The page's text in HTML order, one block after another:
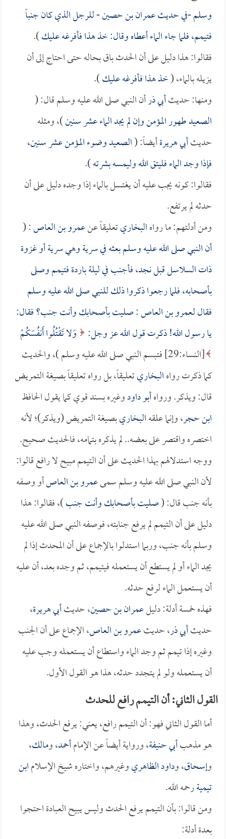
وسلم -في حديثعمران بن حصين- للرجل الذي كان جنباً
فتيمم، فلما جاء الماء أعطاه وقال: خذ هذا فأفرغه عليك).
فقالوا: هذا دليل على أن الحدث باق بحاله حتى احتاج إلى أن
يزيله بالماء، (خذ هذا فأفرغه عليك).
ومنها: حديثأبي ذرأن النبي صلى الله عليه وسلم قال: (
الصعيد طهور المؤمن وإن لم يجد الماء عشر سنين)، ومثله
حديثأبي هريرةأيضاً: (الصعيد وضوء المؤمن عشر سنين،
فإذا وجد الماء فليتق الله وليمسه بشرته).
فقالوا: كونه يجب عليه أن يغتسل بالماء إذا وجده دليل على أن
حدثه لم يرتفع.
ومن أدلتهم: ما رواهالبخاريتعليقاً عنعمرو بن العاص: (
أن النبي صلى الله عليه وسلم بعثه في سرية وهي سرية أو غزوة
ذات السلاسل قبل نجد، فأجنب في ليلة باردة فتيمم وصلى
بأصحابه، فلما رجعوا ذكروا ذلك للنبي صلى الله عليه وسلم
فقال لـعمرو بن العاص: صليت بأصحابك وأنت جنب؟ فقال:
يا رسول الله! ذكرت قول الله عز وجل:
وَلا تَقْتُلُوا أَنفُسَكُمْ
[النساء:29] فتبسم النبي صلى الله عليه وسلم )، والحديث
كما ذكرت رواهالبخاريتعليقاً، بل رواه تعليقاً بصيغة التمريض
قال: ويذكر. ورواهأبو داودوغيره بسند قوي كما يقول الحافظ
ابن حجر، وإنما علقهالبخاريبصيغة التمريض (ويذكر)؛ لأنه
اختصره واقتصر على بعضه.. لم يذكره بتمامه، فالحديث صحيح.
ووجه استدلالهم بهذا الحديث على أن التيمم مبيح لا رافع قالوا:
لأن النبي صلى الله عليه وسلم سمىعمرو بن العاصأو وصفه
بأنه جنب قال: (صليت بأصحابك وأنت جنب)، فقالوا: هذا
دليل على أن التيمم لم يرفع جنابته، فوصفه النبي صلى الله عليه
وسلم بأنه جنب، وربما استدلوا بالإجماع على أن المحدث إذا لم
يجد الماء أو لم يستطع أن يستعمله فيتيمم، ثم وجده بعد، أن عليه
أن يستعمل الماء لرفع حدثه.
فهذه خمسة أدلة: دليلعمران بن حصين، حديثأبي هريرة،
حديثأبي ذر، حديثعمرو بن العاص، الإجماع على أن الجنب
وغيره إذا تيمم ثم وجد الماء واستطاع أن يستعمله وجب عليه
أن يستعمله ولو لم يتجدد حدثه، هذا هو القول الأول.
القول الثاني: أن التيمم رافع للحدث
أما القول الثاني فهو: أن التيمم رافع، يعني: يرفع الحدث، وهذا
هو مذهبأبي حنيفة، ورواية أيضاً عن الإمامأحمد، ومالك،
وإسحاق، وداود الظاهريوغيرهم، واختاره شيخ الإسلامابن
تيميةرحمه الله.
ومن قالوا: بأن التيمم يرفع الحدث وليس يبيح العبادة احتجوا
بعدة أدلة: